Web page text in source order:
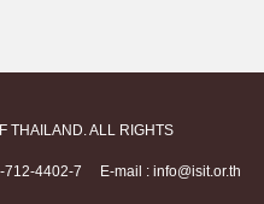
THAILAND. ALL RIGHTS
712-4402-7
E-mail : info@isit.or.th